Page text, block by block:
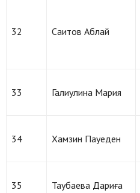
32 Саитов Аблай
33 Галиулина Мария
34 Хамзин Пауеден
35 Таубаева Дариға